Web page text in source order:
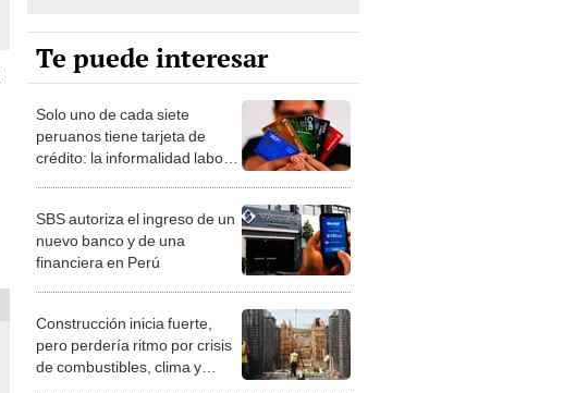
Te puede interesar
Solo uno de cada siete
peruanos tiene tarjeta de
crédito: la informalidad laboral
SBS autoriza el ingreso de un
nuevo banco y de una
financiera en Perú
Construcción inicia fuerte,
pero perdería ritmo por crisis
de combustibles, clima y